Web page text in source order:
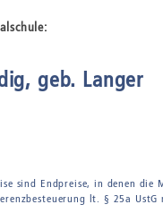
geb. Langer
sind Endpreise, in denen
lt. § 25a UstG